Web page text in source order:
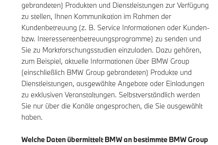
gebrandeten) Produkten und Dienstleistungen zur Verfügung
zu stellen, Ihnen Kommunikation im Rahmen der
Kundenbetreuung (z. B. Service Informationen oder Kunden-
bzw. Interessentenbetreuungsprogramme) zu senden und
Sie zu Marktforschungsstudien einzuladen. Dazu gehören,
zum Beispiel, aktuelle Informationen über BMW Group
(einschließlich BMW Group gebrandeten) Produkte und
Dienstleistungen, ausgewählte Angebote oder Einladungen
zu exklusiven Veranstaltungen. Selbstverständlich werden
Sie nur über die Kanäle angesprochen, die Sie ausgewählt
haben.
Welche Daten übermittelt BMW an bestimmte BMW Group